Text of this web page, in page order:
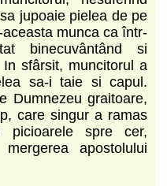
jupoaie pielea de pe
munca ca într-
binecuvântând si
sfârsit, muncitorul a
sa-i taie si capul.
Dumnezeu graitoare,
care singur a ramas
picioarele spre cer,
apostolului